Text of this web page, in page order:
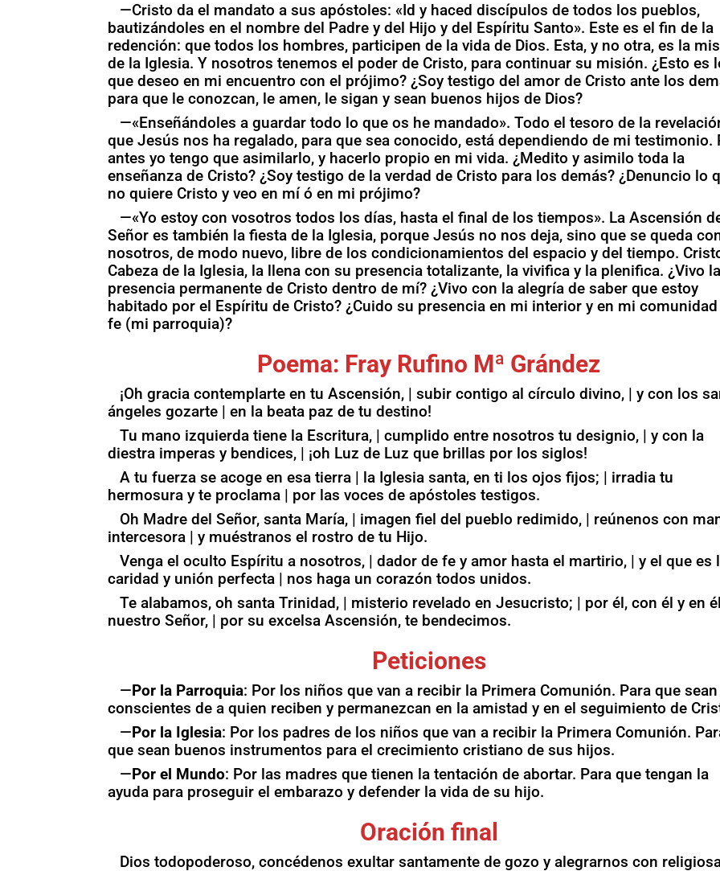
—Cristo da el mandato a sus apóstoles: «Id y haced discípulos de todos los pueblos,
bautizándoles en el nombre del Padre y del Hijo y del Espíritu Santo». Este es el fin de la
redención: que todos los hombres, participen de la vida de Dios. Esta, y no otra, es la
de la Iglesia. Y nosotros tenemos el poder de Cristo, para continuar su misión. ¿Esto es
que deseo en mi encuentro con el prójimo? ¿Soy testigo del amor de Cristo ante los
para que le conozcan, le amen, le sigan y sean buenos hijos de Dios?
—«Enseñándoles a guardar todo lo que os he mandado». Todo el tesoro de la
que Jesús nos ha regalado, para que sea conocido, está dependiendo de mi testimonio.
antes yo tengo que asimilarlo, y hacerlo propio en mi vida. ¿Medito y asimilo toda la
enseñanza de Cristo? ¿Soy testigo de la verdad de Cristo para los demás? ¿Denuncio lo
no quiere Cristo y veo en mí ó en mi prójimo?
—«Yo estoy con vosotros todos los días, hasta el final de los tiempos». La Ascensión
Señor es también la fiesta de la Iglesia, porque Jesús no nos deja, sino que se queda
nosotros, de modo nuevo, libre de los condicionamientos del espacio y del tiempo.
Cabeza de la Iglesia, la llena con su presencia totalizante, la vivifica y la plenifica. ¿Vivo la
presencia permanente de Cristo dentro de mí? ¿Vivo con la alegría de saber que estoy
habitado por el Espíritu de Cristo? ¿Cuido su presencia en mi interior y en mi
fe (mi parroquia)?
Poema: Fray Rufino Mª Grández
¡Oh gracia contemplarte en tu Ascensión, | subir contigo al círculo divino, | y con los
ángeles gozarte | en la beata paz de tu destino!
Tu mano izquierda tiene la Escritura, | cumplido entre nosotros tu designio, | y con la
diestra imperas y bendices, | ¡oh Luz de Luz que brillas por los siglos!
A tu fuerza se acoge en esa tierra | la Iglesia santa, en ti los ojos fijos; | irradia tu
hermosura y te proclama | por las voces de apóstoles testigos.
Oh Madre del Señor, santa María, | imagen fiel del pueblo redimido, | reúnenos con
intercesora | y muéstranos el rostro de tu Hijo.
Venga el oculto Espíritu a nosotros, | dador de fe y amor hasta el martirio, | y el que es
caridad y unión perfecta | nos haga un corazón todos unidos.
Te alabamos, oh santa Trinidad, | misterio revelado en Jesucristo; | por él, con él y en
nuestro Señor, | por su excelsa Ascensión, te bendecimos.
Peticiones
—Por la Parroquia: Por los niños que van a recibir la Primera Comunión. Para que sean
conscientes de a quien reciben y permanezcan en la amistad y en el seguimiento de
—Por la Iglesia: Por los padres de los niños que van a recibir la Primera Comunión.
que sean buenos instrumentos para el crecimiento cristiano de sus hijos.
—Por el Mundo: Por las madres que tienen la tentación de abortar. Para que tengan la
ayuda para proseguir el embarazo y defender la vida de su hijo.
Oración final
Dios todopoderoso, concédenos exultar santamente de gozo y alegrarnos con